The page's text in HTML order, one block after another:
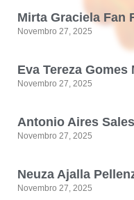
Mirta Graciela Fan
Novembro 27, 2025
Eva Tereza Gomes
Novembro 27, 2025
Antonio Aires
Novembro 27, 2025
Neuza Ajalla
Novembro 27, 2025